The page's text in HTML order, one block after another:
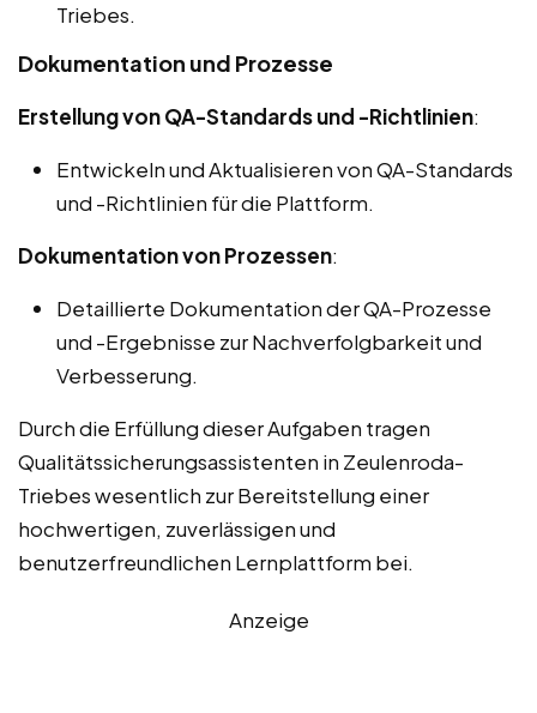
Triebes.
Dokumentation und Prozesse
Erstellung von QA-Standards und -Richtlinien:
Entwickeln und Aktualisieren von QA-Standards
und -Richtlinien für die Plattform.
Dokumentation von Prozessen:
Detaillierte Dokumentation der QA-Prozesse
und -Ergebnisse zur Nachverfolgbarkeit und
Verbesserung.
Durch die Erfüllung dieser Aufgaben tragen
Qualitätssicherungsassistenten in Zeulenroda-
Triebes wesentlich zur Bereitstellung einer
hochwertigen, zuverlässigen und
benutzerfreundlichen Lernplattform bei.
Anzeige